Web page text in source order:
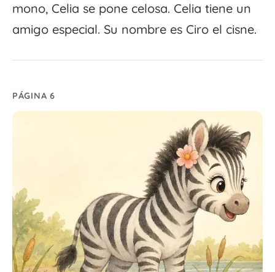
mono, Celia se pone celosa. Celia tiene un
amigo especial. Su nombre es Ciro el cisne.
PÁGINA 6